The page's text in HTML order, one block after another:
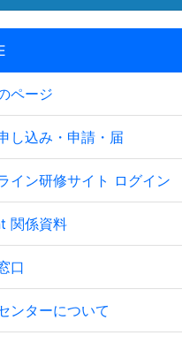
ページ
し込み・申請・届
イン研修サイト ログイン
関係資料
口
ンターについて